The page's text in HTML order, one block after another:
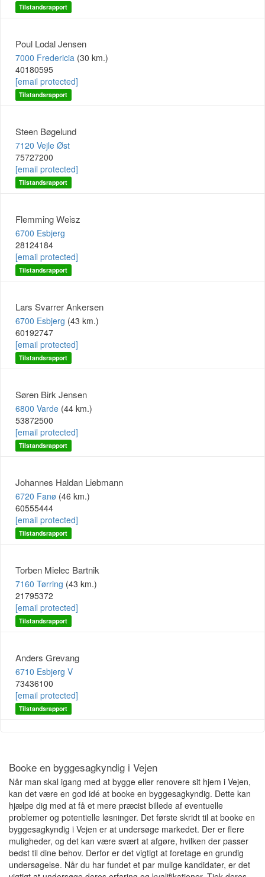
Tilstandsrapport
Poul Lodal Jensen
7000 Fredericia (30 km.)
40180595
[email protected]
Tilstandsrapport
Steen Bøgelund
7120 Vejle Øst
75727200
[email protected]
Tilstandsrapport
Flemming Weisz
6700 Esbjerg
28124184
[email protected]
Tilstandsrapport
Lars Svarrer Ankersen
6700 Esbjerg (43 km.)
60192747
[email protected]
Tilstandsrapport
Søren Birk Jensen
6800 Varde (44 km.)
53872500
[email protected]
Tilstandsrapport
Johannes Haldan Liebmann
6720 Fanø (46 km.)
60555444
[email protected]
Tilstandsrapport
Torben Mielec Bartnik
7160 Tørring (43 km.)
21795372
[email protected]
Tilstandsrapport
Anders Grevang
6710 Esbjerg V
73436100
[email protected]
Tilstandsrapport
Booke en byggesagkyndig i Vejen
Når man skal igang med at bygge eller renovere sit hjem i Vejen,
kan det være en god idé at booke en byggesagkyndig. Dette kan
hjælpe dig med at få et mere præcist billede af eventuelle
problemer og potentielle løsninger. Det første skridt til at booke en
byggesagkyndig i Vejen er at undersøge markedet. Der er flere
muligheder, og det kan være svært at afgøre, hvilken der passer
bedst til dine behov. Derfor er det vigtigt at foretage en grundig
undersøgelse. Når du har fundet et par mulige kandidater, er det